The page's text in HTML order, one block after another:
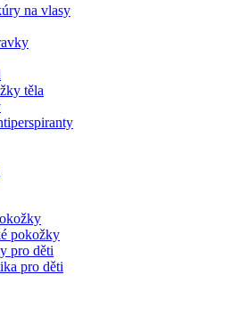
na vlasy
těla
pokožky
pro děti
pro děti